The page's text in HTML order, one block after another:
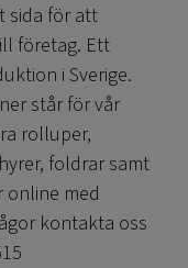
sida för att
företag. Ett
i Sverige.
står för vår
rolluper,
foldrar samt
med
kontakta oss